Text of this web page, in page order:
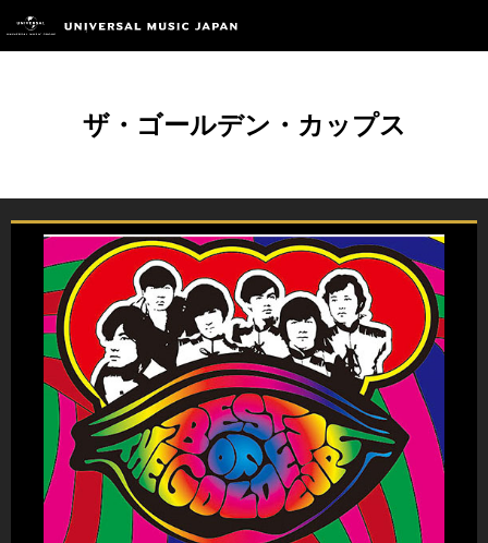
ザ・ゴールデン・カップス